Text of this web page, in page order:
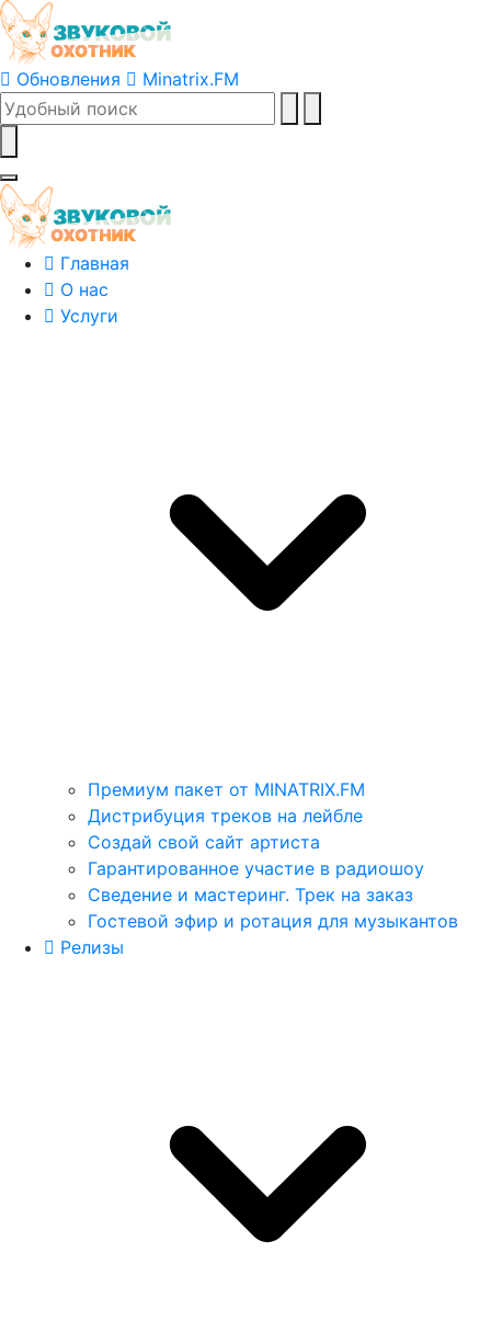
Обновления Minatrix.FM
Главная
О нас
Услуги
Премиум пакет от MINATRIX.FM
Дистрибуция треков на лейбле
Создай свой сайт артиста
Гарантированное участие в радиошоу
Сведение и мастеринг. Трек на заказ
Гостевой эфир и ротация для музыкантов
Релизы